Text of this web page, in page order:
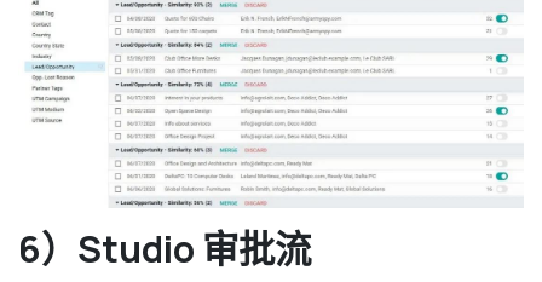
6）Studio 审批流